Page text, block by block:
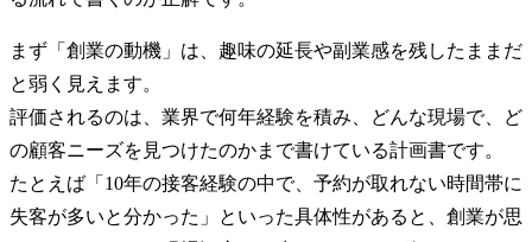
まず「創業の動機」は、趣味の延長や副業感を残したままだ
と弱く見えます。
評価されるのは、業界で何年経験を積み、どんな現場で、ど
の顧客ニーズを見つけたのかまで書けている計画書です。
たとえば「10年の接客経験の中で、予約が取れない時間帯に
失客が多いと分かった」といった具体性があると、創業が思